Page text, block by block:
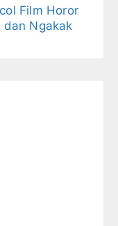
Film Horor
dan Ngakak